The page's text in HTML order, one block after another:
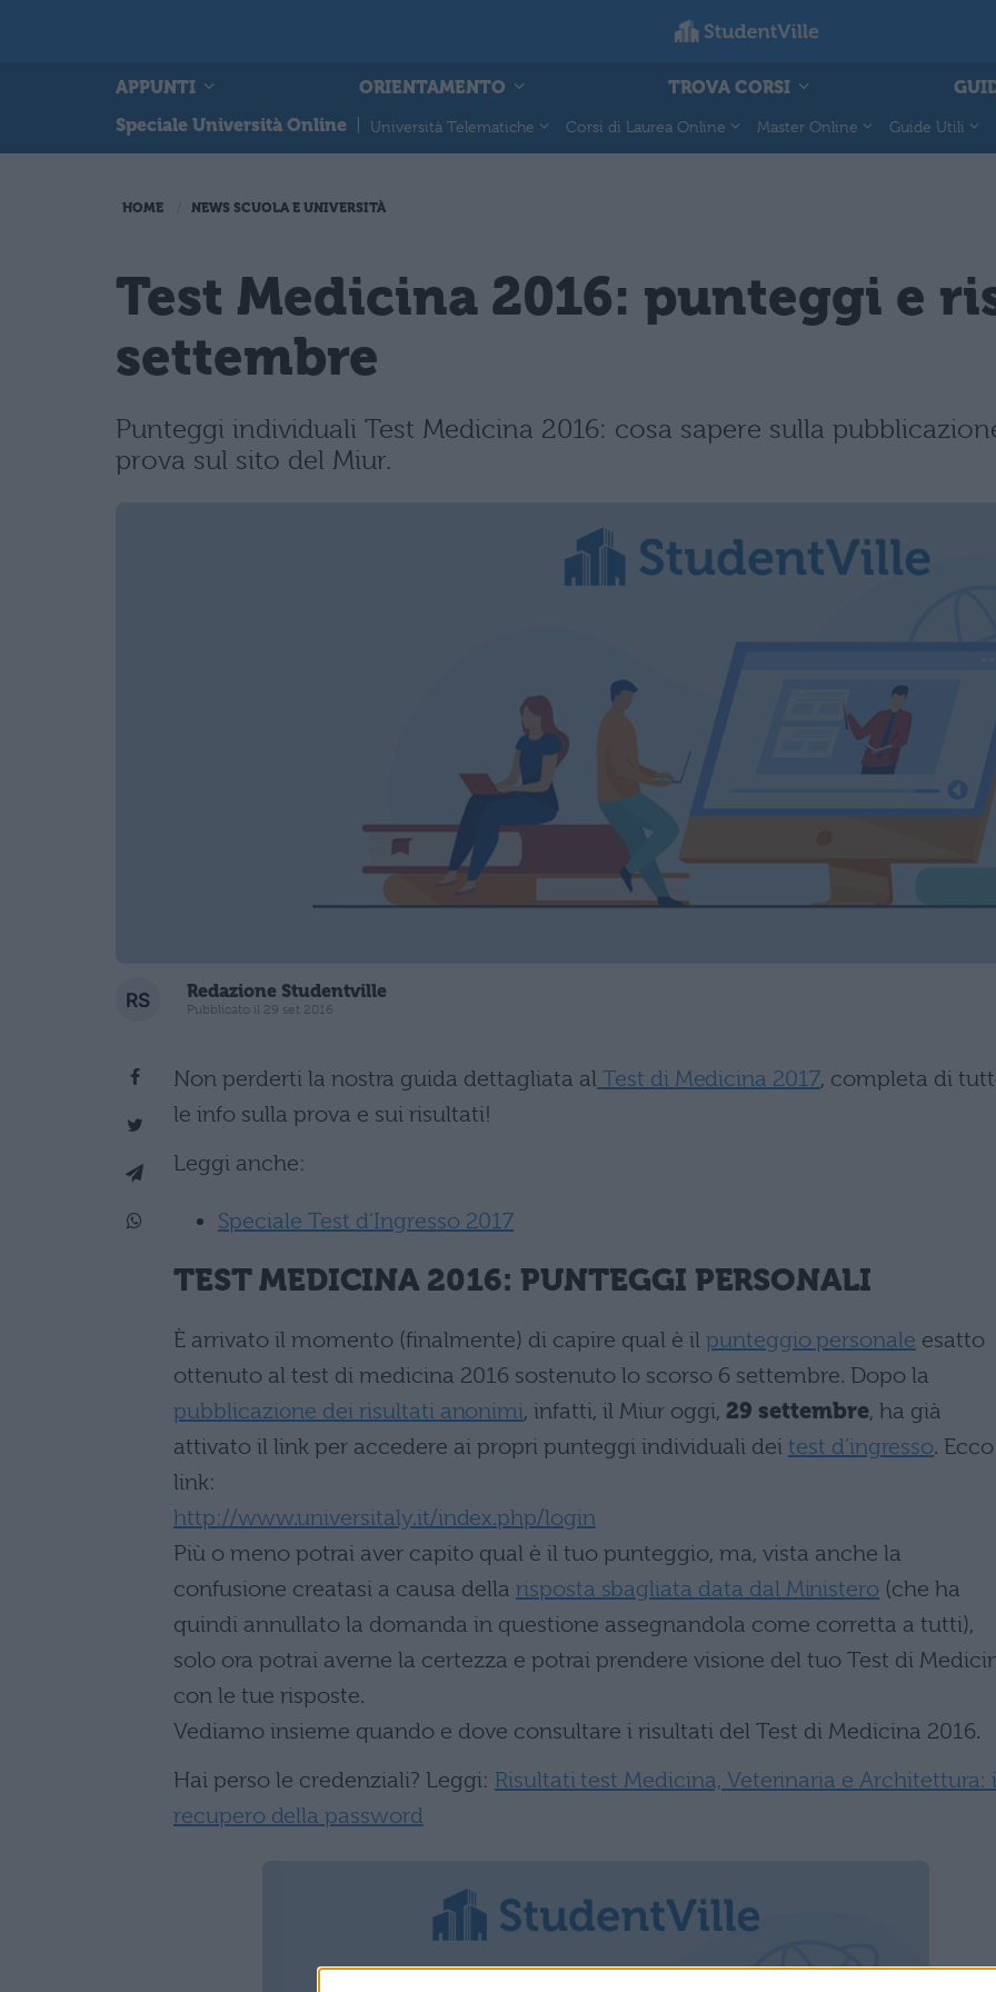
APPUNTI ORIENTAMENTO TROVA CORSI
Speciale Università Online
Università Telematiche Corsi di Laurea Online Master Online Guide Utili
HOME NEWS SCUOLA E UNIVERSITÀ
Test Medicina 2016: punteggi e
settembre
Punteggi individuali Test Medicina 2016: cosa sapere sulla
prova sul sito del Miur.
Redazione Studentville
Pubblicato il 29 set 2016
Non perderti la nostra guida dettagliata al Test di Medicina 2017, completa di
le info sulla prova e sui risultati!
Leggi anche:
Speciale Test d’Ingresso 2017
TEST MEDICINA 2016: PUNTEGGI PERSONALI
È arrivato il momento (finalmente) di capire qual è il punteggio personale esatto
ottenuto al test di medicina 2016 sostenuto lo scorso 6 settembre. Dopo la
pubblicazione dei risultati anonimi, infatti, il Miur oggi,29 settembre, ha già
attivato il link per accedere ai propri punteggi individuali dei test d’ingresso.
link:
http://www.universitaly.it/index.php/login
Più o meno potrai aver capito qual è il tuo punteggio, ma, vista anche la
confusione creatasi a causa della risposta sbagliata data dal Ministero (che ha
quindi annullato la domanda in questione assegnandola come corretta a tutti),
solo ora potrai averne la certezza e potrai prendere visione del tuo Test di
con le tue risposte.
Vediamo insieme quando e dove consultare i risultati del Test di Medicina 2016.
Hai perso le credenziali? Leggi: Risultati test Medicina, Veterinaria e Architettura:
recupero della password